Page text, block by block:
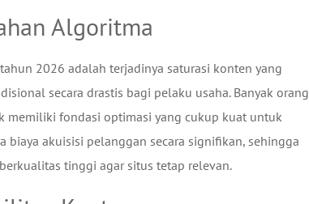
Algoritma
2026 adalah terjadinya saturasi konten yang
secara drastis bagi pelaku usaha. Banyak orang
memiliki fondasi optimasi yang cukup kuat untuk
biaya akuisisi pelanggan secara signifikan, sehingga
tinggi agar situs tetap relevan.